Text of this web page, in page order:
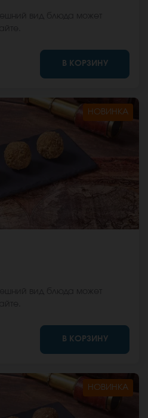
В КОРЗИНУ
НОВИНКА
В КОРЗИНУ
НОВИНКА